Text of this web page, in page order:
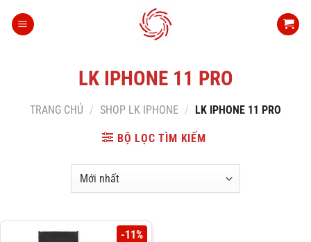
qua
LK IPHONE 11 PRO
TRANG CHỦ / SHOP LK IPHONE / LK IPHONE 11 PRO
BỘ LỌC TÌM KIẾM
-11%